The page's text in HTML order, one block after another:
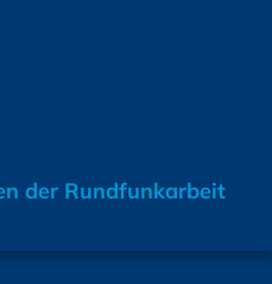
der Rundfunkarbeit